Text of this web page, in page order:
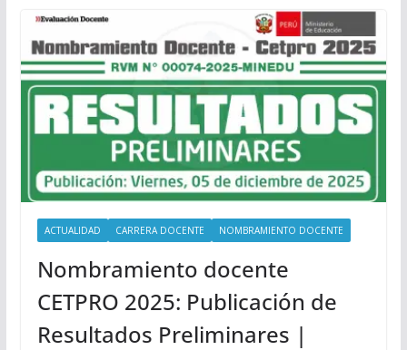
ACTUALIDAD CARRERA DOCENTE NOMBRAMIENTO DOCENTE
Nombramiento docente
CETPRO 2025: Publicación de
Resultados Preliminares |